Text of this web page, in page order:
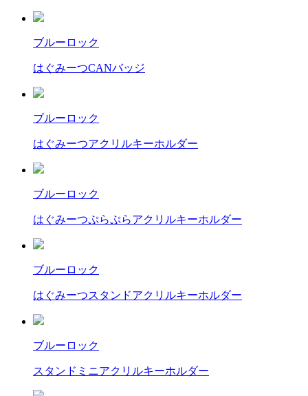
ブルーロック
はぐみーつCANバッジ
ブルーロック
はぐみーつアクリルキーホルダー
ブルーロック
はぐみーつぷらぷらアクリルキーホルダー
ブルーロック
はぐみーつスタンドアクリルキーホルダー
ブルーロック
スタンドミニアクリルキーホルダー